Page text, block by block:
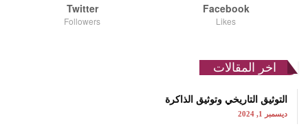
Facebook
Likes
Twitter
Followers
اخر المقالات
التوثيق التاريخي وتوثيق الذاكرة
ديسمبر 1, 2024